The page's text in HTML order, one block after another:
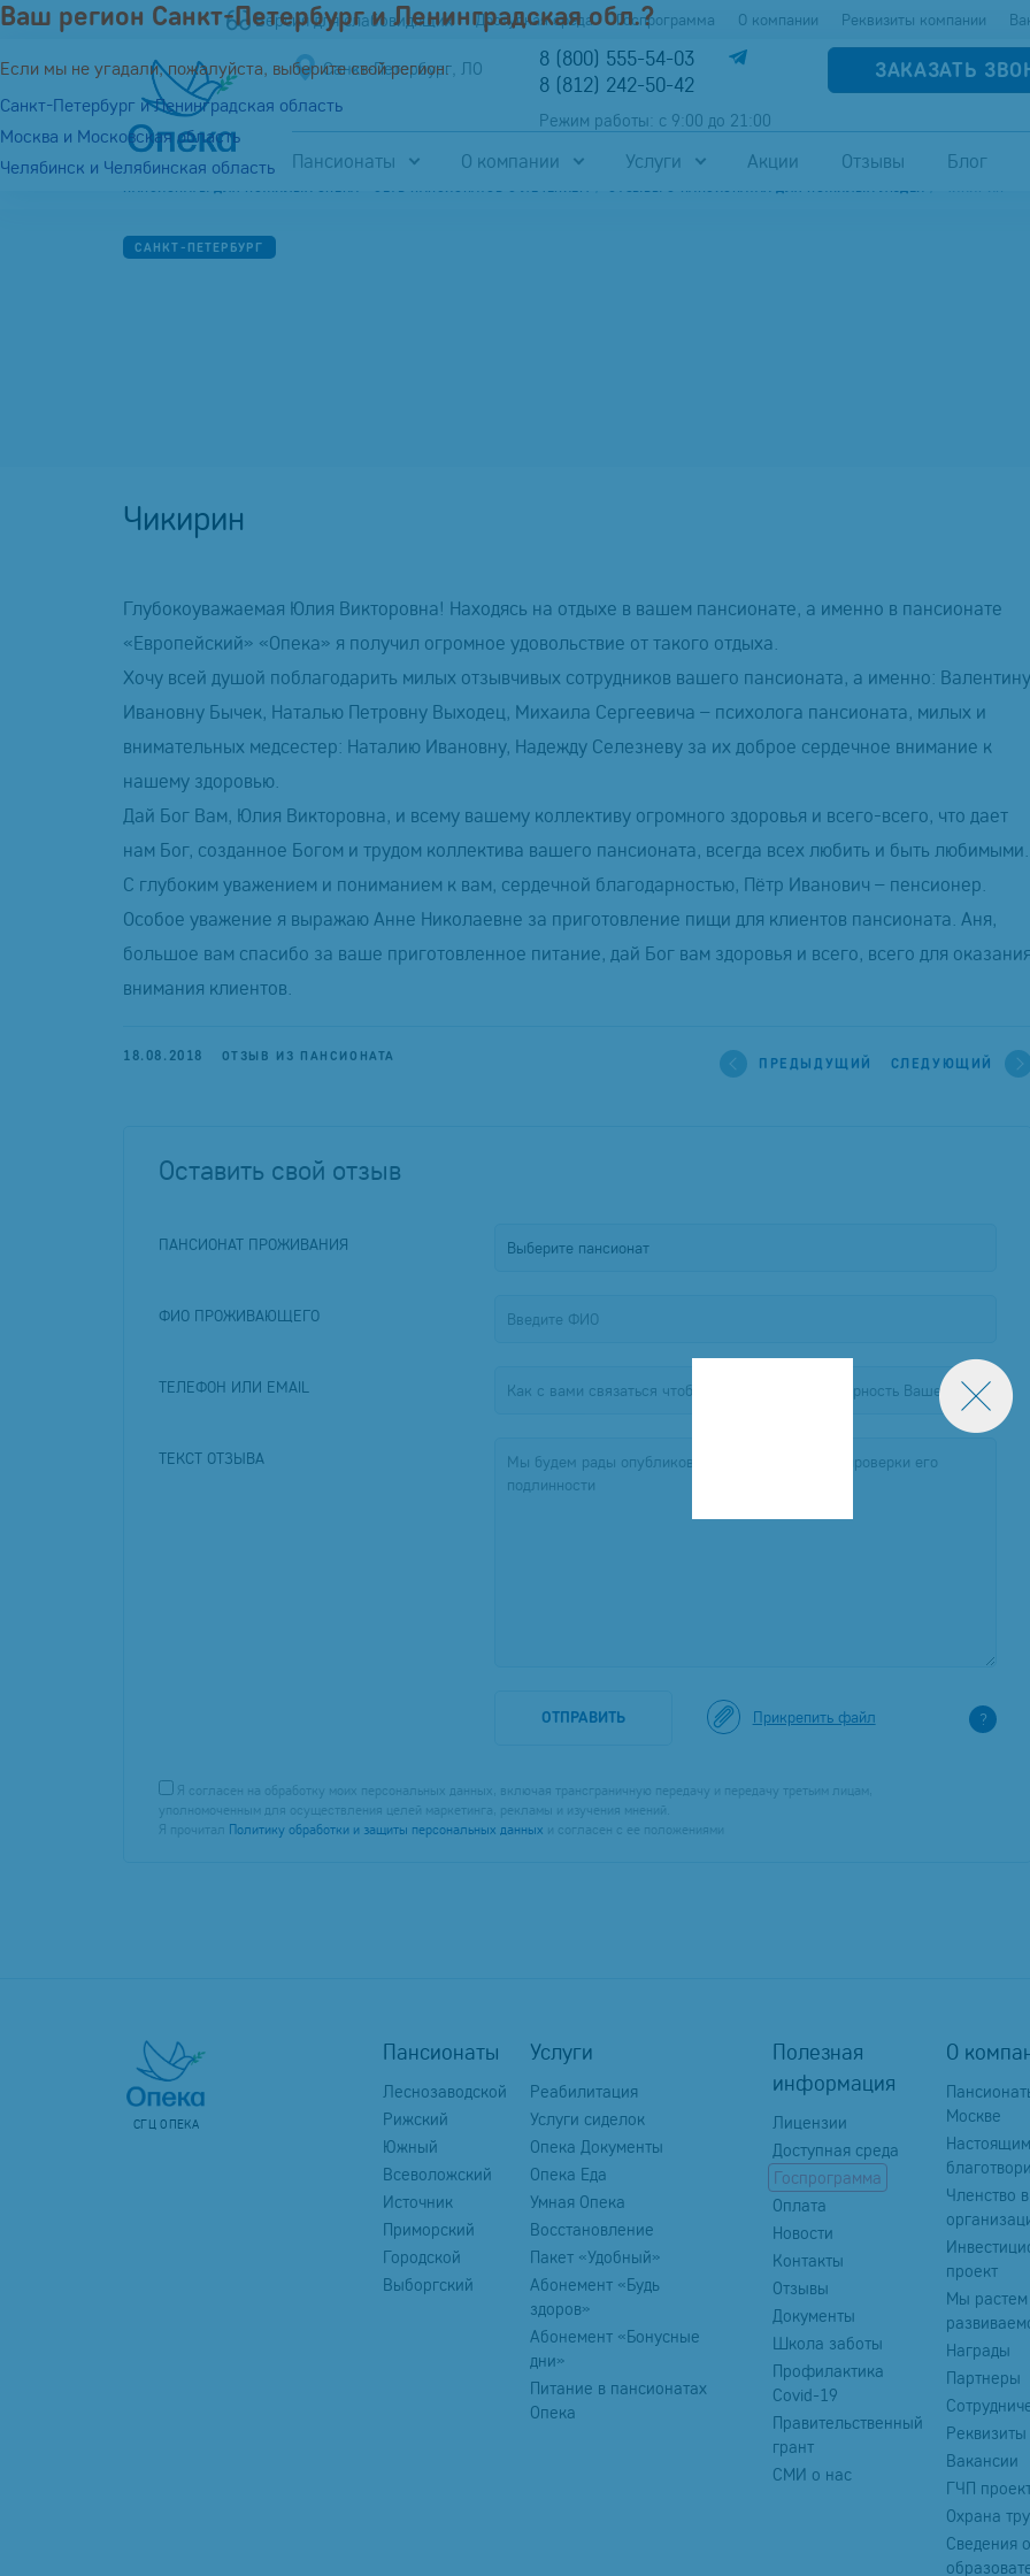
Версия для слабовидящих Доступная среда Госпрограмма О компании Реквизиты компании
Санкт-Петербург, ЛО
8 (800) 555-54-03
8 (812) 242-50-42
Режим работы: с 9:00 до 21:00
ЗАКАЗАТЬ
Пансионаты О компании Услуги Акции Отзывы Блог
ПАНСИОНАТЫ ДЛЯ ПОЖИЛЫХ ОПЕКА - СЕТЬ ПАНСИОНАТОВ С ЛЕЧЕНИЕМ ОТЗЫВЫ О ПАНСИОНАТАХ ДЛЯ ПОЖИЛЫХ ЛЮДЕЙ ЧИКИРИН
САНКТ-ПЕТЕРБУРГ
Чикирин
Глубокоуважаемая Юлия Викторовна! Находясь на отдыхе в вашем пансионате, а именно в пансионате
«Европейский» «Опека» я получил огромное удовольствие от такого отдыха.
Хочу всей душой поблагодарить милых отзывчивых сотрудников вашего пансионата, а именно: Валентину
Ивановну Бычек, Наталью Петровну Выходец, Михаила Сергеевича – психолога пансионата, милых и
внимательных медсестер: Наталию Ивановну, Надежду Селезневу за их доброе сердечное внимание к
нашему здоровью.
Дай Бог Вам, Юлия Викторовна, и всему вашему коллективу огромного здоровья и всего-всего, что дает
нам Бог, созданное Богом и трудом коллектива вашего пансионата, всегда всех любить и быть любимыми.
С глубоким уважением и пониманием к вам, сердечной благодарностью, Пётр Иванович – пенсионер.
Особое уважение я выражаю Анне Николаевне за приготовление пищи для клиентов пансионата. Аня,
большое вам спасибо за ваше приготовленное питание, дай Бог вам здоровья и всего, всего для
внимания клиентов.
18.08.2018 ОТЗЫВ ИЗ ПАНСИОНАТА ПРЕДЫДУЩИЙ СЛЕДУЮЩИЙ
Оставить свой отзыв
ПАНСИОНАТ ПРОЖИВАНИЯ
ФИО ПРОЖИВАЮЩЕГО
ТЕЛЕФОН ИЛИ EMAIL
ТЕКСТ ОТЗЫВА
ОТПРАВИТЬ Прикрепить файл ?
Я согласен на обработку моих персональных данных, включая трансграничную передачу и передачу третьим лицам,
уполномоченным для осуществления целей маркетинга, рекламы и изучения мнений.
Я прочитал Политику обработки и защиты персональных данных и согласен с ее положениями
СГЦ ОПЕКА
Пансионаты
Леснозаводской
Рижский
Южный
Всеволожский
Источник
Приморский
Городской
Выборгский
Услуги
Реабилитация
Услуги сиделок
Опека Документы
Опека Еда
Умная Опека
Восстановление
Пакет «Удобный»
Абонемент «Будь
здоров»
Абонемент «Бонусные
дни»
Питание в пансионатах
Опека
Полезная
информация
Лицензии
Доступная среда
Госпрограмма
Оплата
Новости
Контакты
Отзывы
Документы
Школа заботы
Профилактика
Covid-19
Правительственный
грант
СМИ о нас
О
Москве
Настоящим
Членство в
проект
Мы
Награды
Партнеры
Вакансии
ГЧП
Охрана
Сведения
Ваш регион Санкт-Петербург и Ленинградская обл.?
Если мы не угадали, пожалуйста, выберите свой регион:
Санкт-Петербург и Ленинградская область
Москва и Московская область
Челябинск и Челябинская область